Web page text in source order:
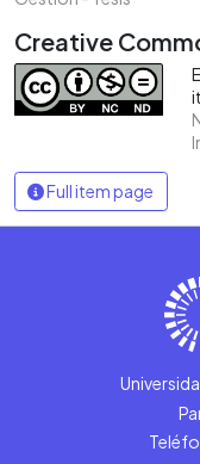
Creative
Full item page